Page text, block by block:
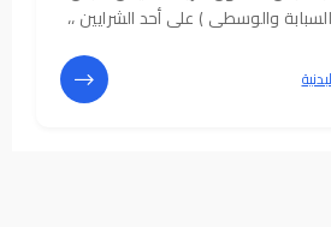
والوسطى ) على أحد الشرايين ،،
دقيقة